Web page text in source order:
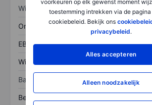
voorkeuren op elk gewenst moment
toestemming intrekken via de
cookiebeleid. Bekijk ons
privacybeleid.
Alles accepteren
Alleen noodzakelijk
Winst/verlies
Omzet XXXXXXX
EBITDA XXXXXXX
Winst
Balans
Bezittingen